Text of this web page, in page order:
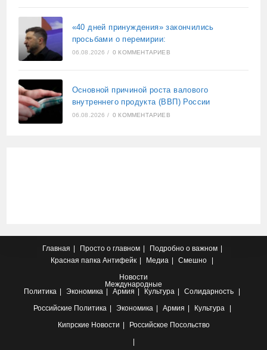
«40 дней принуждения» закончились
просьбами о перемирии:
06.08.2026 / 0 КОММЕНТАРИЕВ
Основной причиной роста валового
внутреннего продукта (ВВП) России
06.08.2026 / 0 КОММЕНТАРИЕВ
Главная Просто о главном
Подробно о важном
Красная папка Антифейк Медиа
Смешно
Новости
Международные
Политика
Экономика Армия Культура
Солидарность
Российские Политика Экономика Армия
Культура
Кипрские Новости Российское Посольство